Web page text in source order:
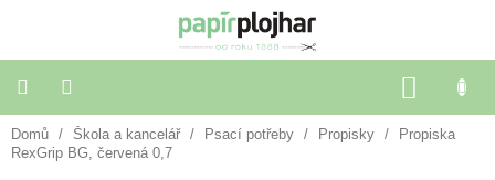
KOŠÍK
Balení
dárků
Domů / Škola a kancelář / Psací potřeby / Propisky /
Propiska
RexGrip BG, červená 0,7